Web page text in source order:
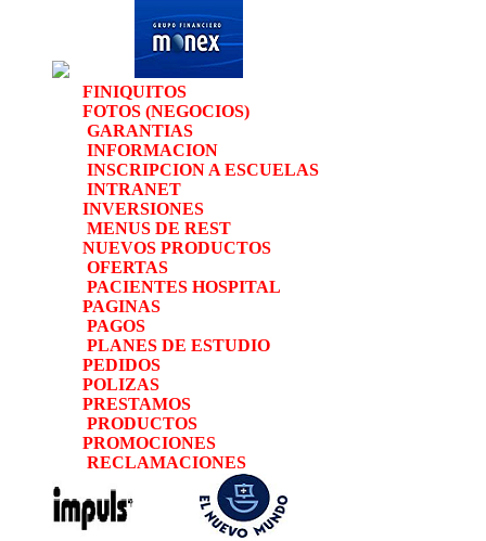
FINIQUITOS
FOTOS (NEGOCIOS)
GARANTIAS
INFORMACION
INSCRIPCION A ESCUELAS
INTRANET
INVERSIONES
MENUS DE REST
NUEVOS PRODUCTOS
OFERTAS
PACIENTES HOSPITAL
PAGINAS
PAGOS
PLANES DE ESTUDIO
PEDIDOS
POLIZAS
PRESTAMOS
PRODUCTOS
PROMOCIONES
RECLAMACIONES